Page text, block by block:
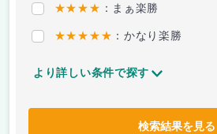
★★★★ ：まぁ楽勝
★★★★★ ：かなり楽勝
より詳しい条件で探す
検索結果を見る